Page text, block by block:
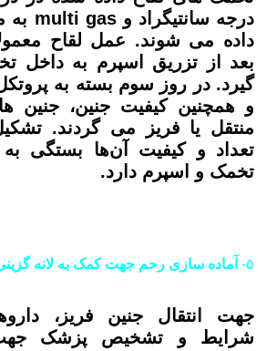
بعد از تزریق اسپرم به
گیرد. در روز سوم بسته به
و همچنین کیفیت جنین، جنین
منتقل یا فریز می گردند.
تعداد و کیفیت آن‌ها بستگی به
تخمک و اسپرم دارد.
۵- آماده سازی رحم جهت کمک به لانه
جهت انتقال جنین فریز،
شرایط و تشخیص پزشک جهت